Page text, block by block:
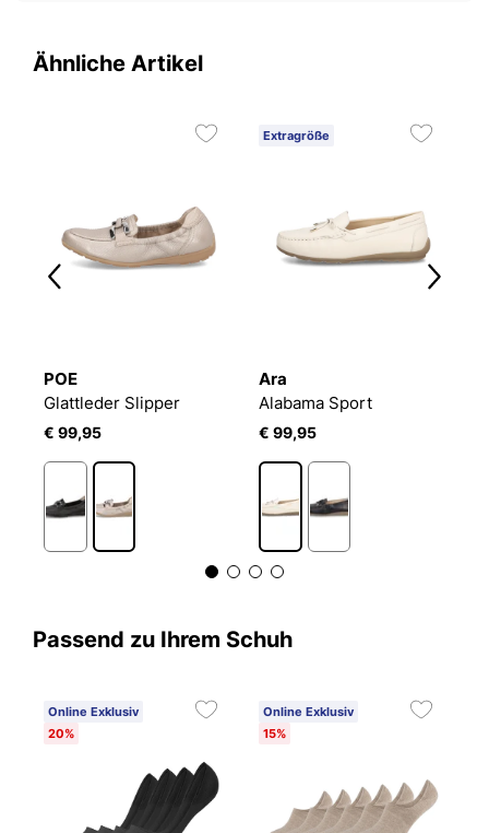
Ähnliche Artikel
POE
Glattleder Slipper
€ 99,95
Extragröße
Ara
Alabama Sport
€ 99,95
Passend zu Ihrem Schuh
Online Exklusiv
20%
Online Exklusiv
15%